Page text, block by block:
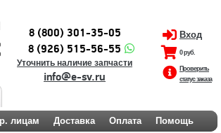
8 (800) 301-35-05
8 (926) 515-56-55
Уточнить наличие запчасти
info@e-sv.ru
Вход
0 руб.
Проверить
статус заказа
лицам Доставка Оплата Помощь